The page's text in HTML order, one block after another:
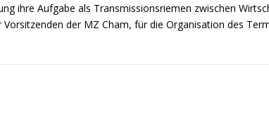
ihre Aufgabe als Transmissionsriemen zwischen
der MZ Cham, für die Organisation des